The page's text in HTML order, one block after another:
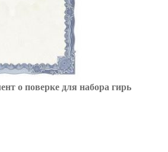
о поверке для набора гирь